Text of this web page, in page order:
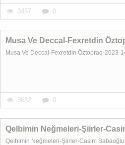
3457 0
Musa Ve Deccal-Fexretdin
Musa Ve Deccal-Fexretdin Öztopraq-2023-
3632 0
Qelbimin Neğmeleri-Şiirler-
Qelbimin Neğmeleri-Şiirler-Casim